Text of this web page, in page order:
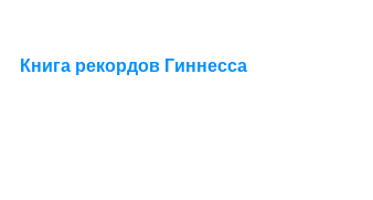
Книга рекордов Гиннесса